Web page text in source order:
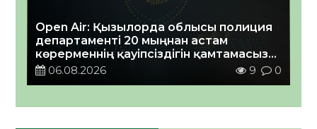
Open Air: Қызылорда облысы полиция
департаменті 20 мыңнан астам
көрерменнің қауіпсіздігін қамтамасыз
етті06.08.2026 9 0